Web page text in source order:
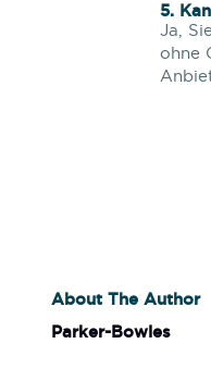
5.
Ja,
ohne
About The Author
Parker-Bowles